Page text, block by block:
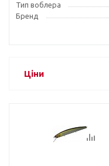
Тип воблера
Бренд
Ціни